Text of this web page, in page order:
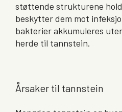
støttende strukturene
beskytter dem mot
bakterier akkumuleres
herde til tannstein.
Årsaker til tannstein